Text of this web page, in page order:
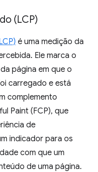
(LCP)
é uma medição da
Ele marca o
página em que o
carregado e está
complemento
Paint (FCP), que
de
indicador para os
com que um
de uma página.